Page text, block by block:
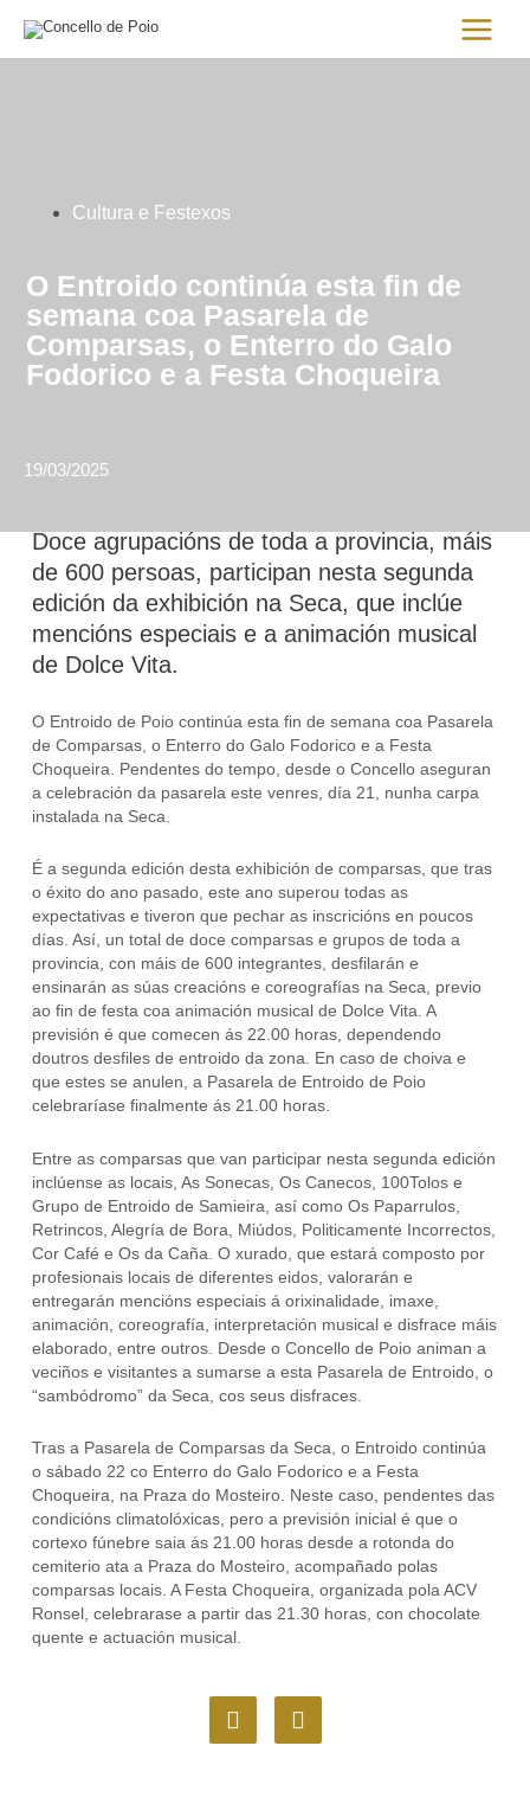
contenido
Main
Menu
Cultura e Festexos
O Entroido continúa esta fin de
semana coa Pasarela de
Comparsas, o Enterro do Galo
Fodorico e a Festa Choqueira
19/03/2025
Doce agrupacións de toda a provincia, máis
de 600 persoas, participan nesta segunda
edición da exhibición na Seca, que inclúe
mencións especiais e a animación musical
de Dolce Vita.
O Entroido de Poio continúa esta fin de semana coa Pasarela
de Comparsas, o Enterro do Galo Fodorico e a Festa
Choqueira. Pendentes do tempo, desde o Concello aseguran
a celebración da pasarela este venres, día 21, nunha carpa
instalada na Seca.
É a segunda edición desta exhibición de comparsas, que tras
o éxito do ano pasado, este ano superou todas as
expectativas e tiveron que pechar as inscricións en poucos
días. Así, un total de doce comparsas e grupos de toda a
provincia, con máis de 600 integrantes, desfilarán e
ensinarán as súas creacións e coreografías na Seca, previo
ao fin de festa coa animación musical de Dolce Vita. A
previsión é que comecen ás 22.00 horas, dependendo
doutros desfiles de entroido da zona. En caso de choiva e
que estes se anulen, a Pasarela de Entroido de Poio
celebraríase finalmente ás 21.00 horas.
Entre as comparsas que van participar nesta segunda edición
inclúense as locais, As Sonecas, Os Canecos, 100Tolos e
Grupo de Entroido de Samieira, así como Os Paparrulos,
Retrincos, Alegría de Bora, Miúdos, Politicamente Incorrectos,
Cor Café e Os da Caña. O xurado, que estará composto por
profesionais locais de diferentes eidos, valorarán e
entregarán mencións especiais á orixinalidade, imaxe,
animación, coreografía, interpretación musical e disfrace máis
elaborado, entre outros. Desde o Concello de Poio animan a
veciños e visitantes a sumarse a esta Pasarela de Entroido, o
“sambódromo” da Seca, cos seus disfraces.
Tras a Pasarela de Comparsas da Seca, o Entroido continúa
o sábado 22 co Enterro do Galo Fodorico e a Festa
Choqueira, na Praza do Mosteiro. Neste caso, pendentes das
condicións climatolóxicas, pero a previsión inicial é que o
cortexo fúnebre saia ás 21.00 horas desde a rotonda do
cemiterio ata a Praza do Mosteiro, acompañado polas
comparsas locais. A Festa Choqueira, organizada pola ACV
Ronsel, celebrarase a partir das 21.30 horas, con chocolate
quente e actuación musical.
F
a
I
n